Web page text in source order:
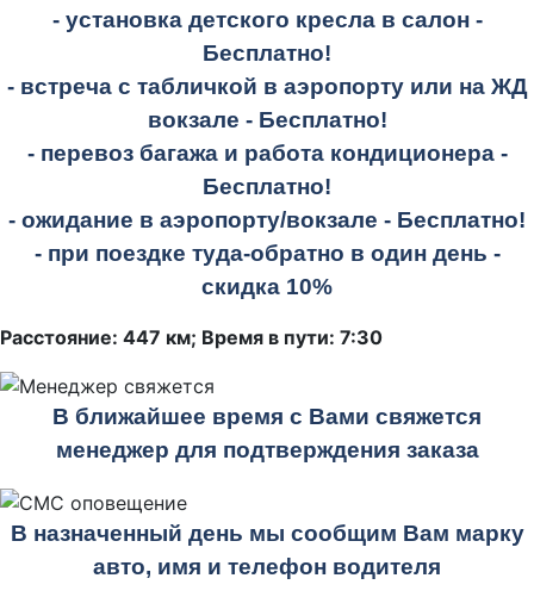
- установка детского кресла в салон -
Бесплатно!
- встреча с табличкой в аэропорту или на ЖД
вокзале - Бесплатно!
- перевоз багажа и работа кондиционера -
Бесплатно!
- ожидание в аэропорту/вокзале - Бесплатно!
- при поездке туда-обратно в один день -
скидка 10%
Расстояние: 447 км; Время в пути: 7:30
В ближайшее время с Вами свяжется
менеджер для подтверждения заказа
В назначенный день мы сообщим Вам марку
авто, имя и телефон водителя